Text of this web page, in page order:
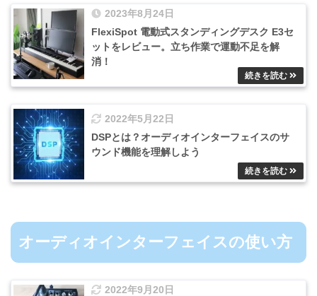
2023年8月24日
FlexiSpot 電動式スタンディングデスク E3セ
ットをレビュー。立ち作業で運動不足を解
消！
2022年5月22日
DSPとは？オーディオインターフェイスのサ
ウンド機能を理解しよう
オーディオインターフェイスの使い方
2022年9月20日